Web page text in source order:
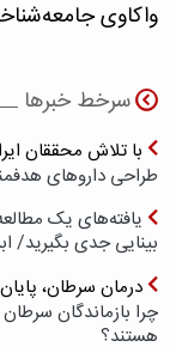
واکاوی
سرخط خبرها
با تلاش محققان
طراحی داروهای
یافته‌های یک
بینایی جدی بگیرید/
درمان سرطان،
چرا بازماندگان
هستند؟